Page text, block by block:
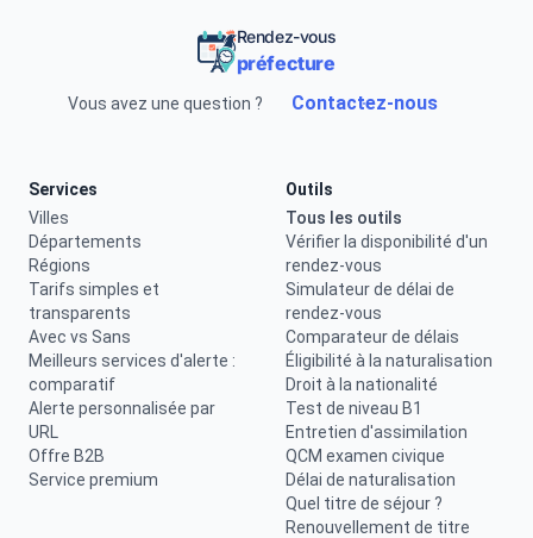
Rendez-vous
préfecture
Vous avez une question ? Contactez-nous
Services
Villes
Départements
Régions
Tarifs simples et
transparents
Avec vs Sans
Meilleurs services d'alerte :
comparatif
Alerte personnalisée par
URL
Offre B2B
Service premium
Outils
Tous les outils
Vérifier la disponibilité d'un
rendez-vous
Simulateur de délai de
rendez-vous
Comparateur de délais
Éligibilité à la naturalisation
Droit à la nationalité
Test de niveau B1
Entretien d'assimilation
QCM examen civique
Délai de naturalisation
Quel titre de séjour ?
Renouvellement de titre